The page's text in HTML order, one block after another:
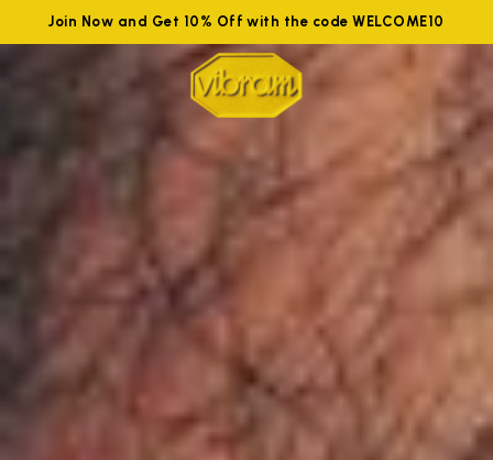
Join Now and Get 10% Off with the code WELCOME10